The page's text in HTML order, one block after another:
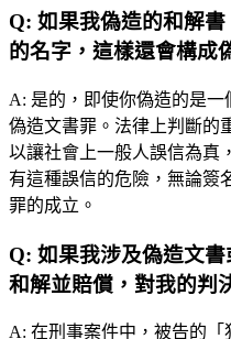
Q: 如果我偽造的和解
的名字，這樣還會構成
A: 是的，即使你偽造的是
偽造文書罪。法律上判斷的
以讓社會上一般人誤信為真
有這種誤信的危險，無論簽
罪的成立。
Q: 如果我涉及偽造文
和解並賠償，對我的判
A: 在刑事案件中，被告的